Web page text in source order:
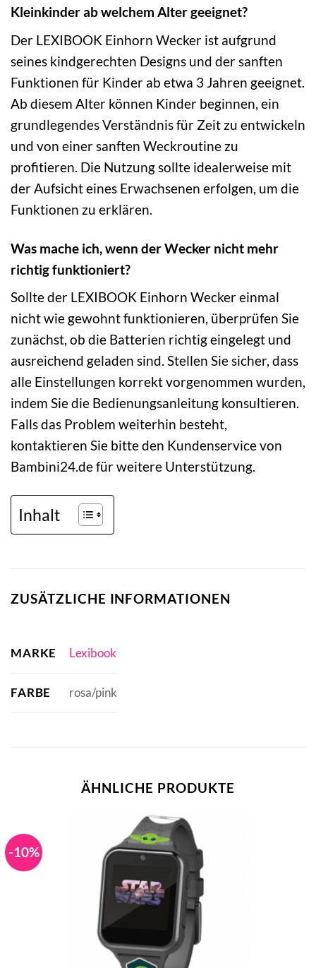
Kleinkinder ab welchem Alter geeignet?
Der LEXIBOOK Einhorn Wecker ist aufgrund
seines kindgerechten Designs und der sanften
Funktionen für Kinder ab etwa 3 Jahren geeignet.
Ab diesem Alter können Kinder beginnen, ein
grundlegendes Verständnis für Zeit zu entwickeln
und von einer sanften Weckroutine zu
profitieren. Die Nutzung sollte idealerweise mit
der Aufsicht eines Erwachsenen erfolgen, um die
Funktionen zu erklären.
Was mache ich, wenn der Wecker nicht mehr
richtig funktioniert?
Sollte der LEXIBOOK Einhorn Wecker einmal
nicht wie gewohnt funktionieren, überprüfen Sie
zunächst, ob die Batterien richtig eingelegt und
ausreichend geladen sind. Stellen Sie sicher, dass
alle Einstellungen korrekt vorgenommen wurden,
indem Sie die Bedienungsanleitung konsultieren.
Falls das Problem weiterhin besteht,
kontaktieren Sie bitte den Kundenservice von
Bambini24.de für weitere Unterstützung.
Inhalt
ZUSÄTZLICHE INFORMATIONEN
MARKE Lexibook
FARBE rosa/pink
ÄHNLICHE PRODUKTE
-10%